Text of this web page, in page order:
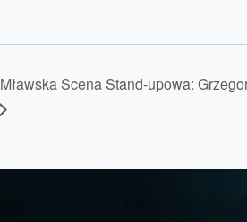
Mławska Scena Stand-upowa: